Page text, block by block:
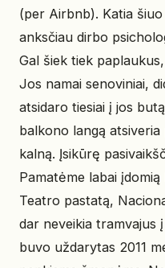
(per Airbnb). Katia
anksčiau dirbo
Gal šiek tiek
Jos namai senoviniai,
atsidaro tiesiai į jos
balkono langą
kalną. Įsikūrę
Pamatėme labai
Teatro pastatą,
dar neveikia tramvajus
buvo uždarytas 2011